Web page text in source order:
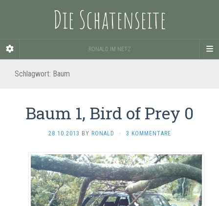
Die Schatenseite
RONALD IM NETZ
Schlagwort: Baum
Baum 1, Bird of Prey 0
28.10.2013 BY RONALD · 3 KOMMENTARE